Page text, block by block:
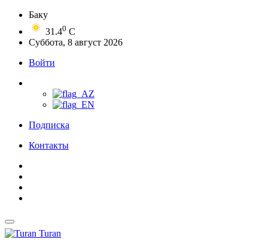
Баку
31.40 C
Суббота, 8 август 2026
Войти
Подписка
Контакты
Turan